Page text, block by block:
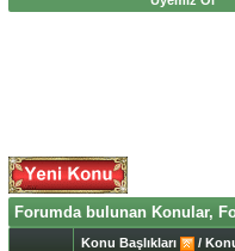
Forumda bulunan Konular,
Konu Başlıkları /